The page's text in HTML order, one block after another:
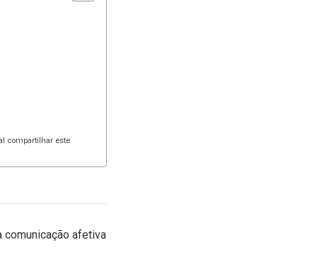
compartilhar este
comunicação afetiva